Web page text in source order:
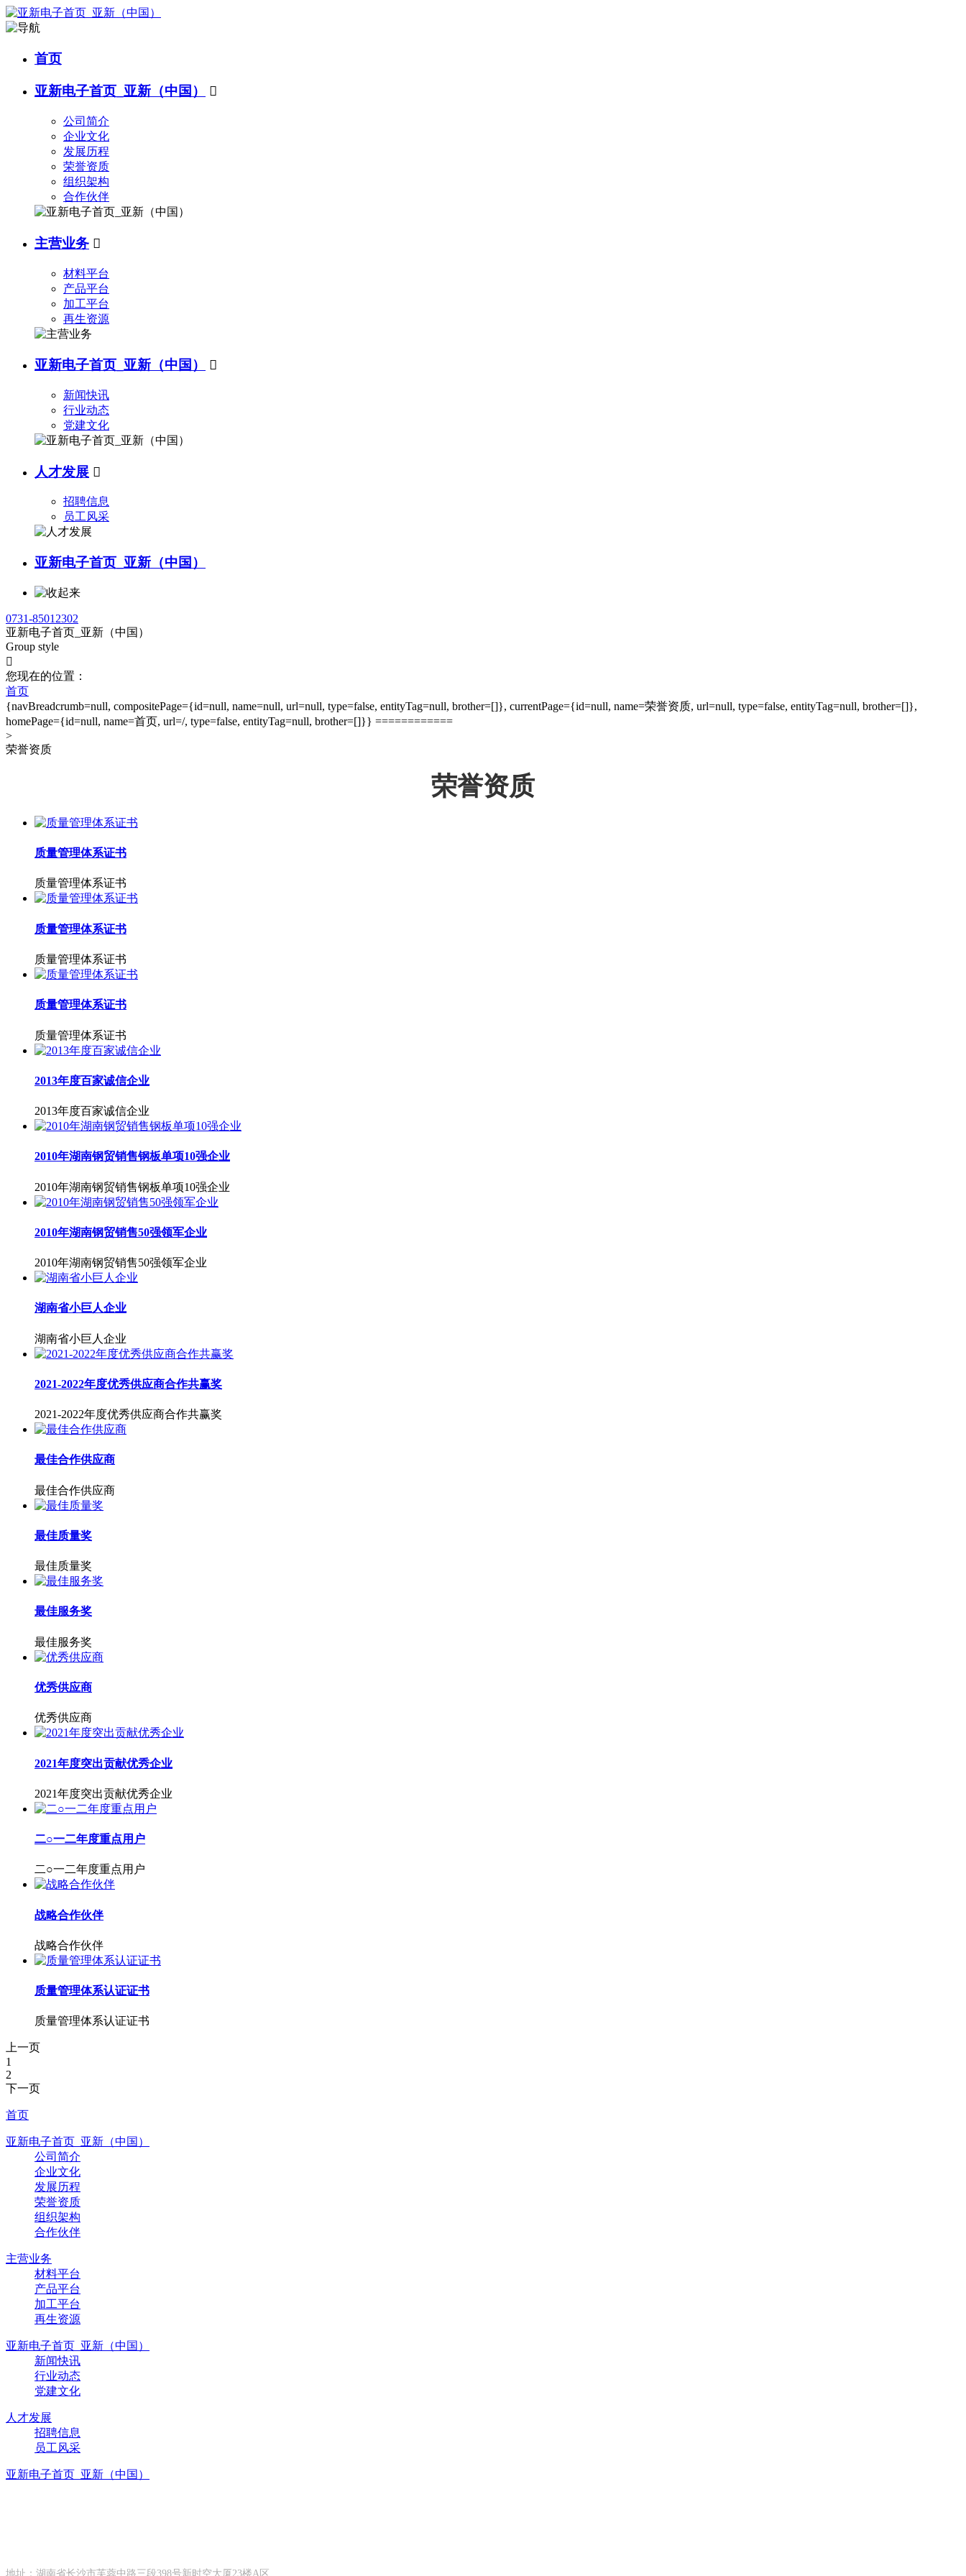
首页
亚新电子首页_亚新（中国） 
公司简介
企业文化
发展历程
荣誉资质
组织架构
合作伙伴
主营业务 
材料平台
产品平台
加工平台
再生资源
亚新电子首页_亚新（中国） 
新闻快讯
行业动态
党建文化
人才发展 
招聘信息
员工风采
亚新电子首页_亚新（中国）
0731-85012302
亚新电子首页_亚新（中国）
Group style

您现在的位置：
首页
{navBreadcrumb=null, compositePage={id=null, name=null, url=null, type=false, entityTag=null, brother=[]}, currentPage={id=null, name=荣誉资质, url=null, type=false, entityTag=null, brother=[]},
homePage={id=null, name=首页, url=/, type=false, entityTag=null, brother=[]}} ============
>
荣誉资质
荣誉资质
质量管理体系证书
质量管理体系证书
质量管理体系证书
质量管理体系证书
质量管理体系证书
质量管理体系证书
2013年度百家诚信企业
2013年度百家诚信企业
2010年湖南钢贸销售钢板单项10强企业
2010年湖南钢贸销售钢板单项10强企业
2010年湖南钢贸销售50强领军企业
2010年湖南钢贸销售50强领军企业
湖南省小巨人企业
湖南省小巨人企业
2021-2022年度优秀供应商合作共赢奖
2021-2022年度优秀供应商合作共赢奖
最佳合作供应商
最佳合作供应商
最佳质量奖
最佳质量奖
最佳服务奖
最佳服务奖
优秀供应商
优秀供应商
2021年度突出贡献优秀企业
2021年度突出贡献优秀企业
二○一二年度重点用户
二○一二年度重点用户
战略合作伙伴
战略合作伙伴
质量管理体系认证证书
质量管理体系认证证书
上一页
1
2
下一页
首页
亚新电子首页_亚新（中国）
公司简介
企业文化
发展历程
荣誉资质
组织架构
合作伙伴
主营业务
材料平台
产品平台
加工平台
再生资源
亚新电子首页_亚新（中国）
新闻快讯
行业动态
党建文化
人才发展
招聘信息
员工风采
亚新电子首页_亚新（中国）
地址：湖南省长沙市芙蓉中路三段398号新时空大厦23楼A区